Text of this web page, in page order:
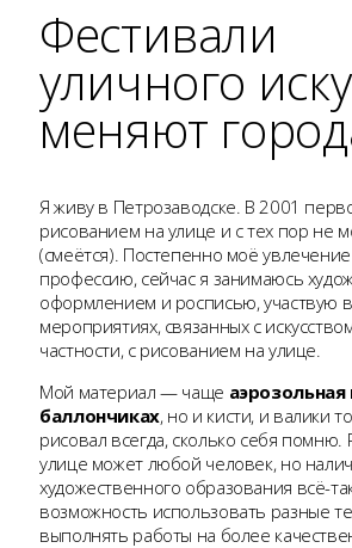
Фестивали
уличного
меняют
Я живу в Петрозаводске. В 2001
рисованием на улице и с тех пор не
(смеётся). Постепенно моё
профессию, сейчас я занимаюсь
оформлением и росписью, участвую
мероприятиях, связанных с
частности, с рисованием на улице.
Мой материал — чаще аэрозольная
баллончиках, но и кисти, и валики
рисовал всегда, сколько себя помню.
улице может любой человек, но
художественного образования всё-
возможность использовать разные
выполнять работы на более